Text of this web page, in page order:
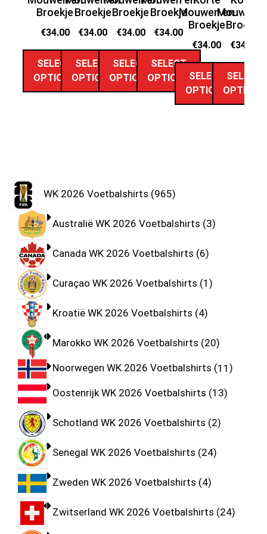
Broekje
€34.00
SELECT
OPTIONS
Broekje
€34.00
SELECT
OPTIONS
Broekje
€34.00
SELECT
OPTIONS
Broekje
€34.00
SELECT
OPTIONS
Mouwen en
Broekje
€34.00
SELECT
OPTIONS
Mouwen
Broekje
€34.00
SELECT
OPTIONS
WK 2026 Voetbalshirts 965
Australië WK 2026 Voetbalshirts 3
Canada WK 2026 Voetbalshirts 6
Curaçao WK 2026 Voetbalshirts 1
Kroatië WK 2026 Voetbalshirts 4
Marokko WK 2026 Voetbalshirts 20
Noorwegen WK 2026 Voetbalshirts 11
Oostenrijk WK 2026 Voetbalshirts 13
Schotland WK 2026 Voetbalshirts 2
Senegal WK 2026 Voetbalshirts 24
Zweden WK 2026 Voetbalshirts 4
Zwitserland WK 2026 Voetbalshirts 24